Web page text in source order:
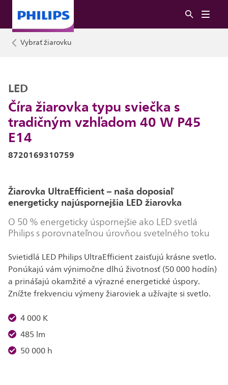
Vybrať žiarovku
Číra žiarovka typu sviečka s
tradičným vzhľadom 40 W P45
E14
LED
8720169310759
Žiarovka UltraEfficient – naša doposiaľ
energeticky najúspornejšia LED žiarovka
O 50 % energeticky úspornejšie ako LED svetlá
Philips s porovnateľnou úrovňou svetelného toku
Svietidlá LED Philips UltraEfficient zaisťujú krásne svetlo.
Ponúkajú vám výnimočne dlhú životnosť (50 000 hodín)
a prinášajú okamžité a výrazné energetické úspory.
Znížte frekvenciu výmeny žiaroviek a užívajte si svetlo.
4 000 K
485 lm
50 000 h